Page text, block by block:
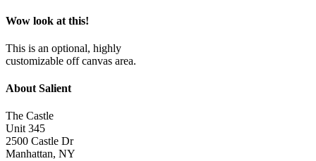
Wow look at this!
This is an optional, highly
customizable off canvas area.
About Salient
The Castle
Unit 345
2500 Castle Dr
Manhattan, NY